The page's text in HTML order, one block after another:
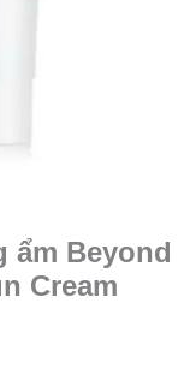
ẩm Beyond
Cream